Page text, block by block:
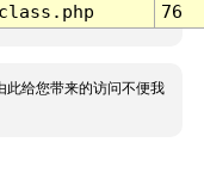
76
此给您带来的访问不便我